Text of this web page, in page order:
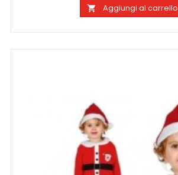
 Aggiungi al carrello